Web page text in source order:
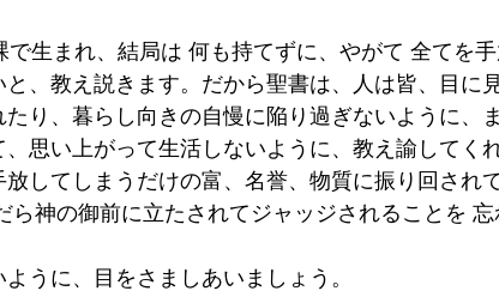
で生まれ、結局は 何も持てずに、やがて 全てを
、教え説きます。だから聖書は、人は皆、目に
り、暮らし向きの自慢に陥り過ぎないように、
思い上がって生活しないように、教え諭してくれ
してしまうだけの富、名誉、物質に振り回され
ら神の御前に立たされてジャッジされることを
うに、目をさましあいましょう。